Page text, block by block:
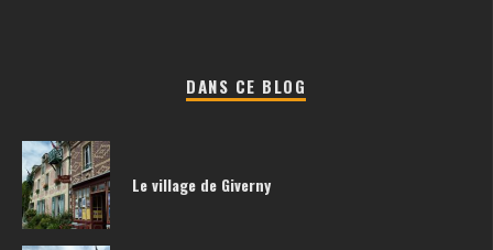
DANS CE BLOG
Le village de Giverny